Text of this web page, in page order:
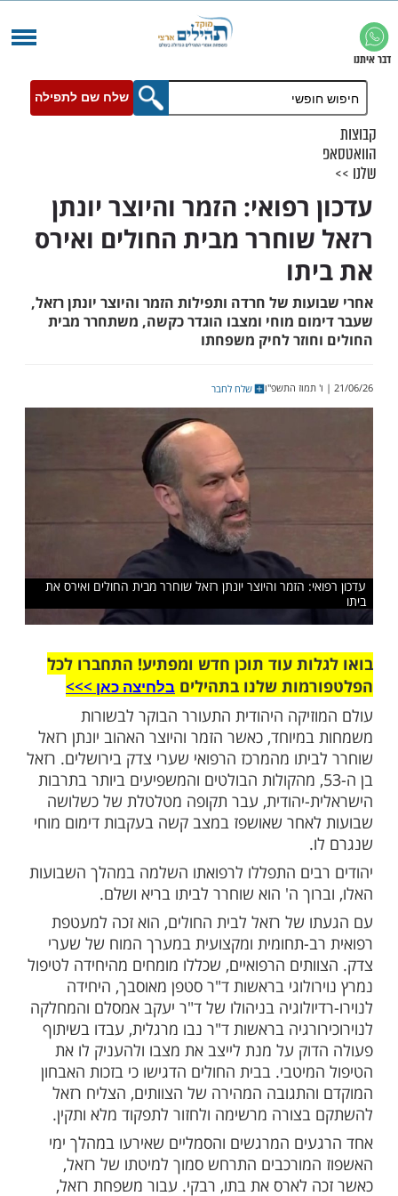
שלח שם לתפילה
רפואי: הזמר והיוצר יונתן
מבית החולים ואירס
של חרדה ותפילות הזמר והיוצר יונתן רזאל,
מוחי ומצבו הוגדר כקשה, משתחרר מבית
הזמר והיוצר יונתן רזאל שוחרר מבית החולים ואירס את
עוד תוכן חדש ומפתיע! התחברו לכל
שלנו בתהילים
היהודית התעורר הבוקר לבשורות
כאשר הזמר והיוצר האהוב יונתן רזאל
מהמרכז הרפואי שערי צדק בירושלים. רזאל
ה-53, מהקולות הבולטים והמשפיעים ביותר בתרבות
יהודית, עבר תקופה מטלטלת של כשלושה
שאושפז במצב קשה בעקבות דימום מוחי
התפללו לרפואתו השלמה במהלך השבועות
ה' הוא שוחרר לביתו בריא ושלם.
של רזאל לבית החולים, הוא זכה למעטפת
תחומית ומקצועית במערך המוח של שערי